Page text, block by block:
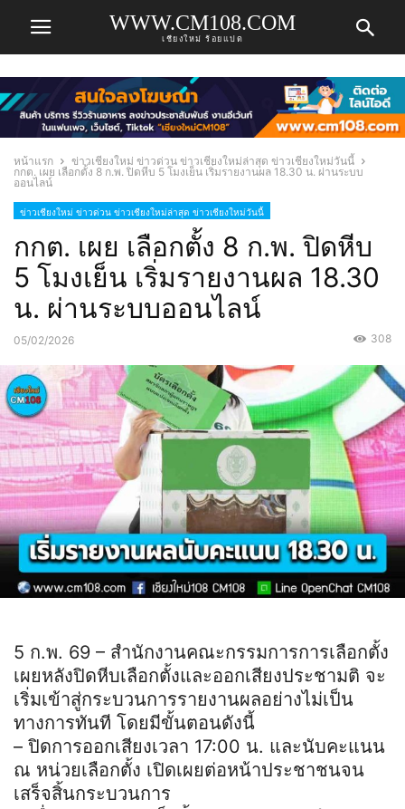
WWW.CM108.COM
เชียงใหม่ ร้อยแปด
หน้าแรก
ข่าวเชียงใหม่ ข่าวด่วน ข่าวเชียงใหม่ล่าสุด ข่าวเชียงใหม่วันนี้
กกต. เผย เลือกตั้ง 8 ก.พ. ปิดหีบ 5 โมงเย็น เริ่มรายงานผล 18.30 น. ผ่านระบบ
ออนไลน์
ข่าวเชียงใหม่ ข่าวด่วน ข่าวเชียงใหม่ล่าสุด ข่าวเชียงใหม่วันนี้
กกต. เผย เลือกตั้ง 8 ก.พ. ปิดหีบ
5 โมงเย็น เริ่มรายงานผล 18.30
น. ผ่านระบบออนไลน์
05/02/2026 308
5 ก.พ. 69 – สำนักงานคณะกรรมการการเลือกตั้ง
เผยหลังปิดหีบเลือกตั้งและออกเสียงประชามติ จะ
เริ่มเข้าสู่กระบวนการรายงานผลอย่างไม่เป็น
ทางการทันที โดยมีขั้นตอนดังนี้
– ปิดการออกเสียงเวลา 17:00 น. และนับคะแนน
ณ หน่วยเลือกตั้ง เปิดเผยต่อหน้าประชาชนจน
เสร็จสิ้นกระบวนการ